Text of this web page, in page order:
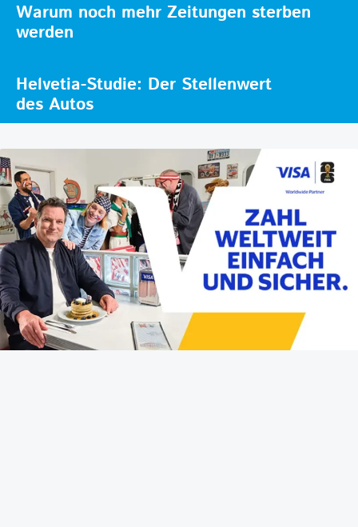
Warum noch mehr Zeitungen sterben
werden
Helvetia-Studie: Der Stellenwert
des Autos